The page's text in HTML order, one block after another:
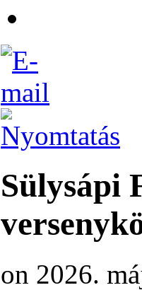
Sülysápi
on 2026.